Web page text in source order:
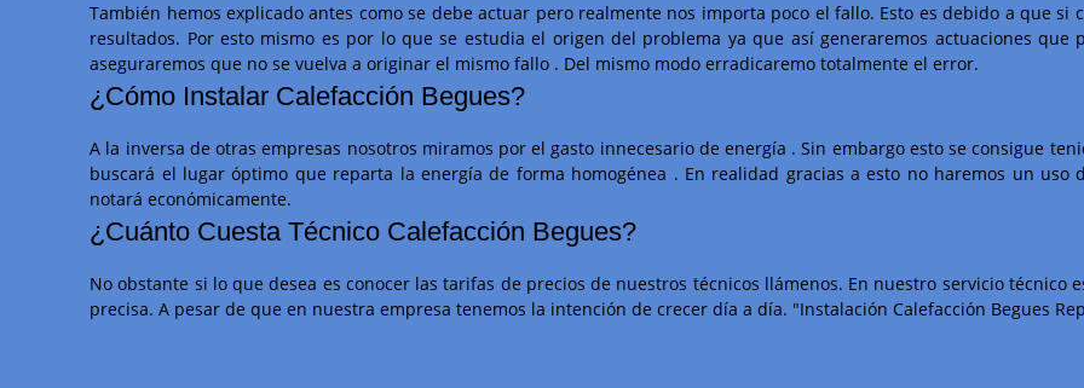
También hemos explicado antes como se debe actuar pero realmente nos importa poco el fallo. Esto es debido a que
resultados. Por esto mismo es por lo que se estudia el origen del problema ya que así generaremos actuaciones que
aseguraremos que no se vuelva a originar el mismo fallo . Del mismo modo erradicaremo totalmente el error.
¿Cómo Instalar Calefacción Begues?
A la inversa de otras empresas nosotros miramos por el gasto innecesario de energía . Sin embargo esto se consigue
buscará el lugar óptimo que reparta la energía de forma homogénea . En realidad gracias a esto no haremos un
notará económicamente.
¿Cuánto Cuesta Técnico Calefacción Begues?
No obstante si lo que desea es conocer las tarifas de precios de nuestros técnicos llámenos. En nuestro servicio técnico
precisa. A pesar de que en nuestra empresa tenemos la intención de crecer día a día. "Instalación Calefacción Begues